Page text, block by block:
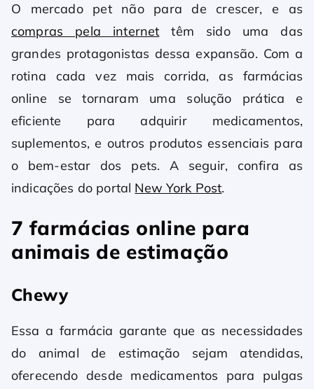
O mercado pet não para de crescer, e as
compras pela internet têm sido uma das
grandes protagonistas dessa expansão. Com a
rotina cada vez mais corrida, as farmácias
online se tornaram uma solução prática e
eficiente para adquirir medicamentos,
suplementos, e outros produtos essenciais para
o bem-estar dos pets. A seguir, confira as
indicações do portal New York Post.
7 farmácias online para
animais de estimação
Chewy
Essa a farmácia garante que as necessidades
do animal de estimação sejam atendidas,
oferecendo desde medicamentos para pulgas